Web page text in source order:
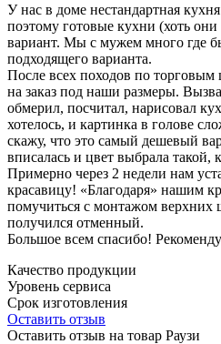
У нас в доме нестандартная
поэтому готовые кухни (хоть
вариант. Мы с мужем много где
подходящего варианта.
После всех походов по
на заказ под наши размеры.
обмерил, посчитал, нарисовал
хотелось, и картинка в голове
скажу, что это самый дешевый
вписалась и цвет выбрала такой,
Примерно через 2 недели нам
красавицу! «Благодаря» нашим
помучиться с монтажом верхних
получился отменный.
Большое всем спасибо!
Качество продукции
Уровень сервиса
Срок изготовления
Оставить отзыв
Оставить отзыв на товар Раузи